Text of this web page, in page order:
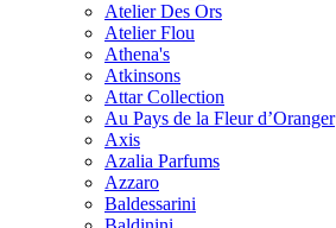
Atelier Des Ors
Atelier Flou
Athena's
Atkinsons
Attar Collection
Au Pays de la Fleur d’Oranger
Axis
Azalia Parfums
Azzaro
Baldessarini